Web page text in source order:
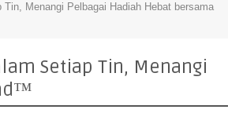
Menangi Pelbagai Hadiah Hebat bersama
Setiap Tin, Menangi